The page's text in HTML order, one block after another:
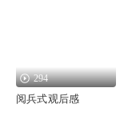
294
阅兵式观后感